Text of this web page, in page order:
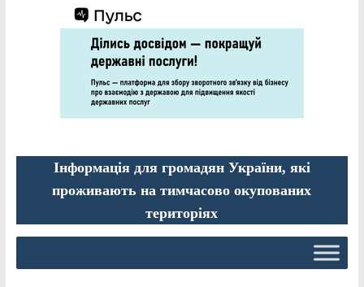
Інформація для громадян України, які
проживають на тимчасово окупованих
територіях